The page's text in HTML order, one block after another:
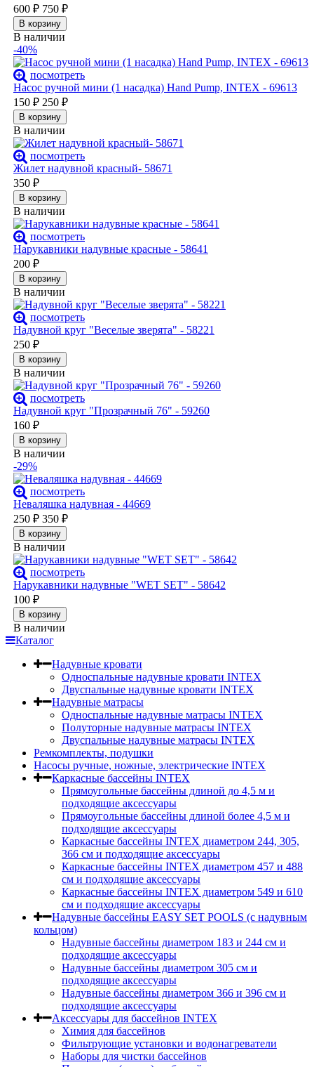
600 ₽ 750 ₽
В корзину
В наличии
-40%
посмотреть
Насос ручной мини (1 насадка) Hand Pump, INTEX - 69613
150 ₽ 250 ₽
В корзину
В наличии
посмотреть
Жилет надувной красный- 58671
350 ₽
В корзину
В наличии
посмотреть
Нарукавники надувные красные - 58641
200 ₽
В корзину
В наличии
посмотреть
Надувной круг "Веселые зверята" - 58221
250 ₽
В корзину
В наличии
посмотреть
Надувной круг "Прозрачный 76" - 59260
160 ₽
В корзину
В наличии
-29%
посмотреть
Неваляшка надувная - 44669
250 ₽ 350 ₽
В корзину
В наличии
посмотреть
Нарукавники надувные "WET SET" - 58642
100 ₽
В корзину
В наличии
Каталог
Надувные кровати
Односпальные надувные кровати INTEX
Двуспальные надувные кровати INTEX
Надувные матрасы
Односпальные надувные матрасы INTEX
Полуторные надувные матрасы INTEX
Двуспальные надувные матрасы INTEX
Ремкомплекты, подушки
Насосы ручные, ножные, электрические INTEX
Каркасные бассейны INTEX
Прямоугольные бассейны длиной до 4,5 м и
подходящие аксессуары
Прямоугольные бассейны длиной более 4,5 м и
подходящие аксессуары
Каркасные бассейны INTEX диаметром 244, 305,
366 см и подходящие аксессуары
Каркасные бассейны INTEX диаметром 457 и 488
cм и подходящие аксессуары
Каркасные бассейны INTEX диаметром 549 и 610
см и подходящие аксессуары
Надувные бассейны EASY SET POOLS (с надувным
кольцом)
Надувные бассейны диаметром 183 и 244 см и
подходящие аксессуары
Надувные бассейны диаметром 305 см и
подходящие аксессуары
Надувные бассейны диаметром 366 и 396 см и
подходящие аксессуары
Аксессуары для бассейнов INTEX
Химия для бассейнов
Фильтрующие установки и водонагреватели
Наборы для чистки бассейнов